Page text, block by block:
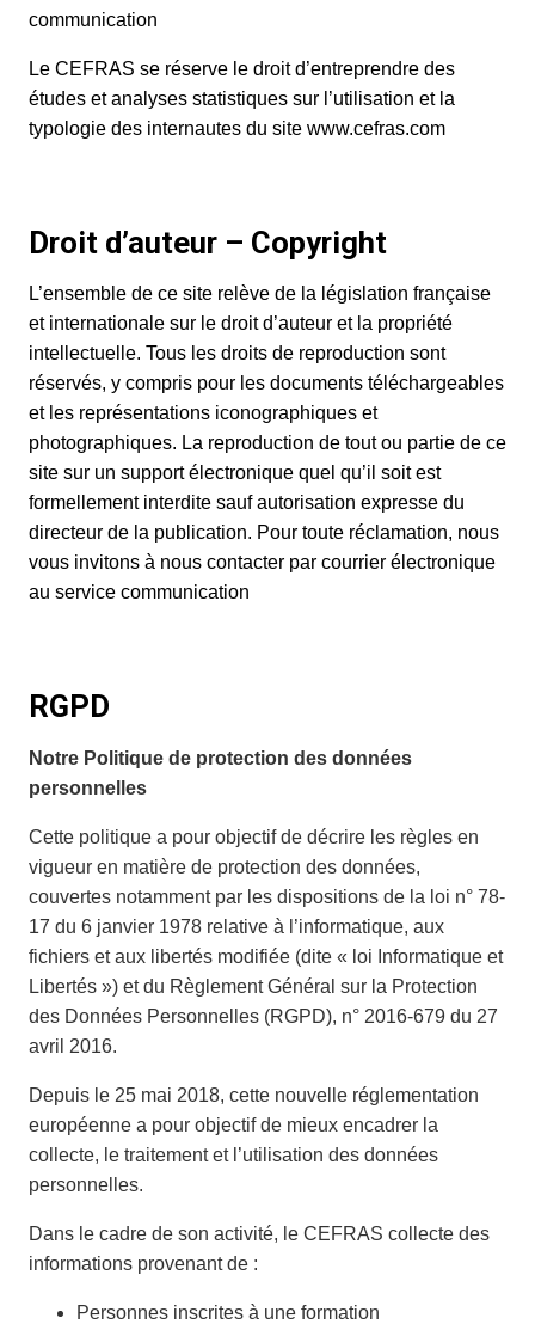
communication
Le CEFRAS se réserve le droit d’entreprendre des
études et analyses statistiques sur l’utilisation et la
typologie des internautes du site www.cefras.com
Droit d’auteur – Copyright
L’ensemble de ce site relève de la législation française
et internationale sur le droit d’auteur et la propriété
intellectuelle. Tous les droits de reproduction sont
réservés, y compris pour les documents téléchargeables
et les représentations iconographiques et
photographiques. La reproduction de tout ou partie de ce
site sur un support électronique quel qu’il soit est
formellement interdite sauf autorisation expresse du
directeur de la publication. Pour toute réclamation, nous
vous invitons à nous contacter par courrier électronique
au service communication
RGPD
Notre Politique de protection des données
personnelles
Cette politique a pour objectif de décrire les règles en
vigueur en matière de protection des données,
couvertes notamment par les dispositions de la loi n° 78-
17 du 6 janvier 1978 relative à l’informatique, aux
fichiers et aux libertés modifiée (dite « loi Informatique et
Libertés ») et du Règlement Général sur la Protection
des Données Personnelles (RGPD), n° 2016-679 du 27
avril 2016.
Depuis le 25 mai 2018, cette nouvelle réglementation
européenne a pour objectif de mieux encadrer la
collecte, le traitement et l’utilisation des données
personnelles.
Dans le cadre de son activité, le CEFRAS collecte des
informations provenant de :
Personnes inscrites à une formation